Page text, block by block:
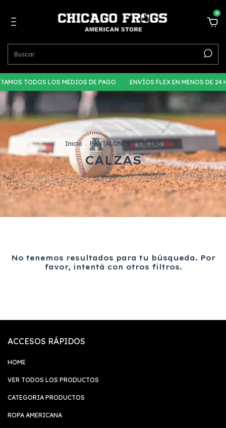
0
TODOS LOS MEDIOS DE PAGO ENVÍOS FLEX EN MENOS DE 24
Inicio . PANTALONES . CALZAS
CALZAS
No tenemos resultados para tu búsqueda. Por
favor, intentá con otros filtros.
ACCESOS RÁPIDOS
HOME
VER TODOS LOS PRODUCTOS
CATEGORIA PRODUCTOS
ROPA AMERICANA